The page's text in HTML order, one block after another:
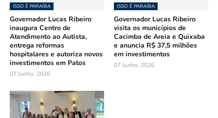
ISSO É PARAÍBA
Governador Lucas Ribeiro
inaugura Centro de
Atendimento ao Autista,
entrega reformas
hospitalares e autoriza novos
investimentos em Patos
07 Junho, 2026
ISSO É PARAÍBA
Governador Lucas Ribeiro
visita os municípios de
Cacimba de Areia e Quixaba
e anuncia R$ 37,5 milhões
em investimentos
07 Junho, 2026